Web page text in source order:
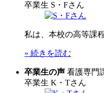
卒業生 S・Fさん
私は、本校の高等課
» 続きを読む
卒業生の声 看護専門
卒業生 K・Tさん